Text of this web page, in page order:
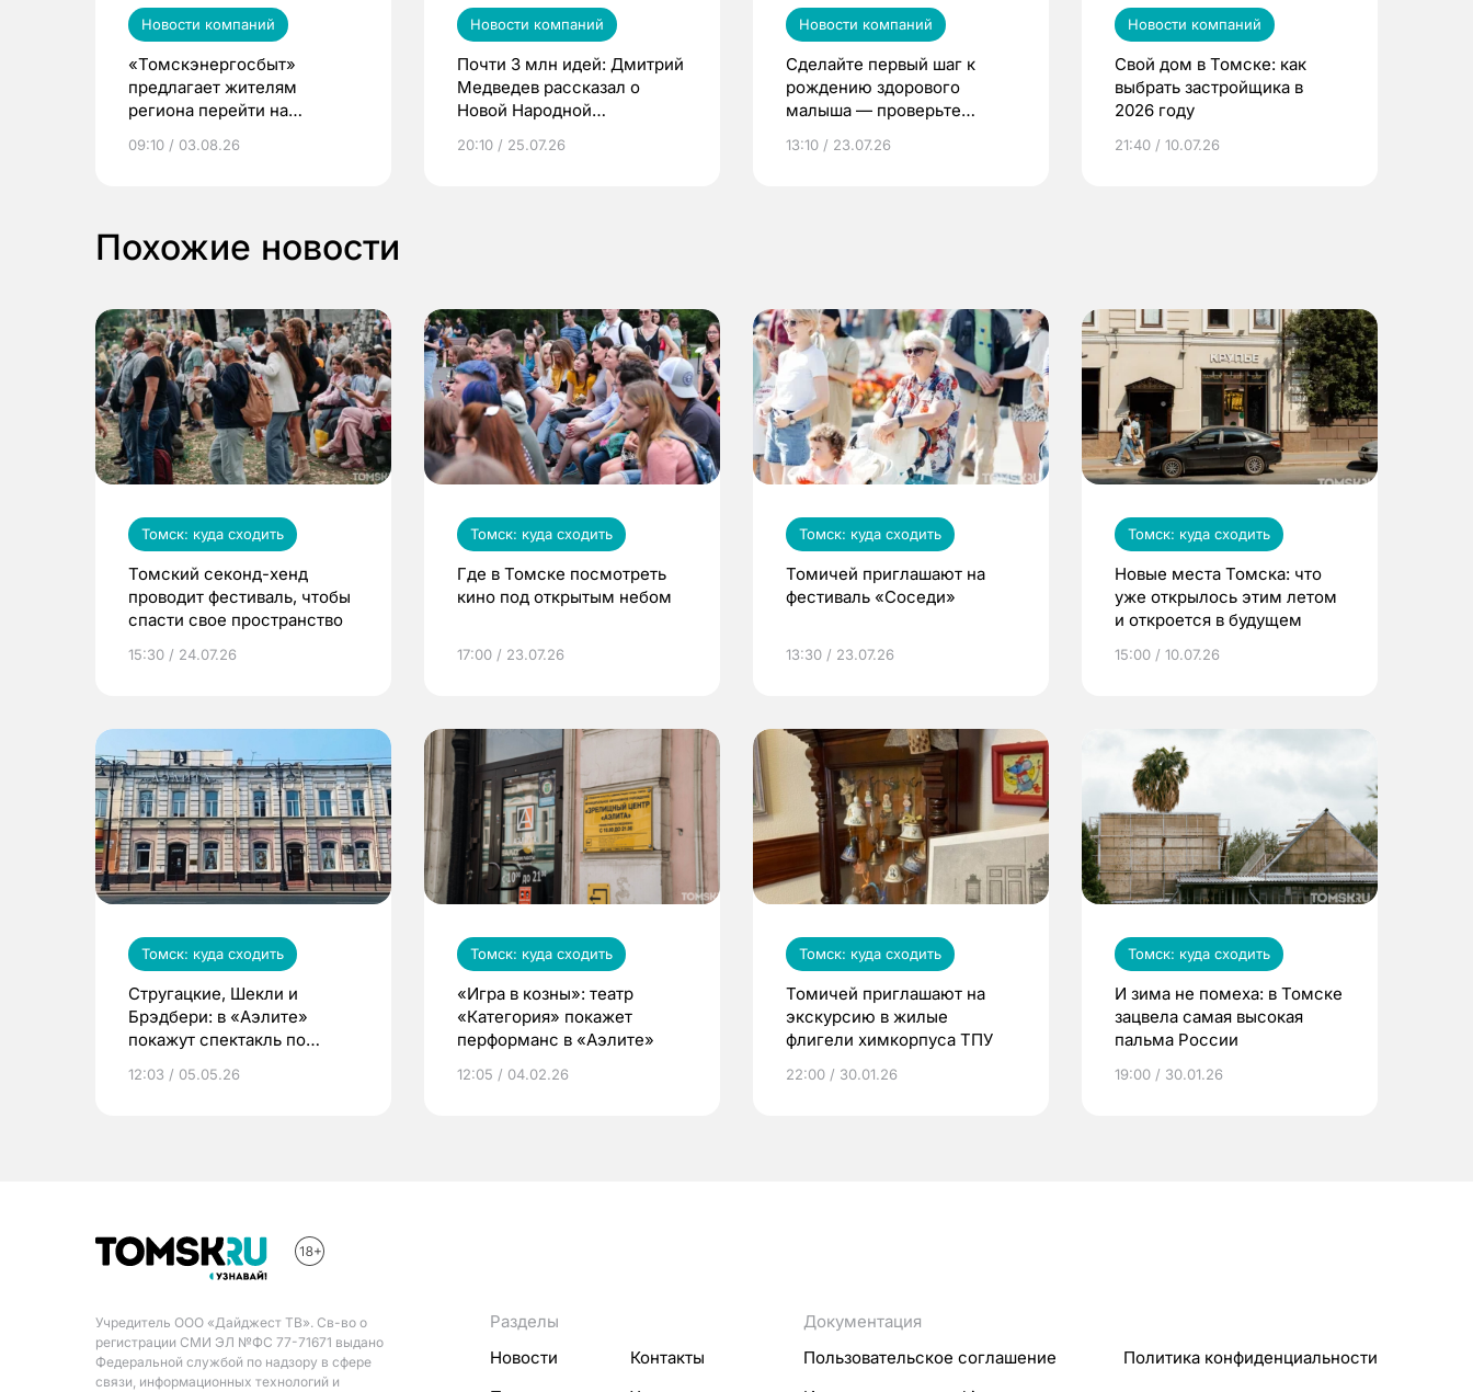
Новости компаний
«Томскэнергосбыт»
предлагает жителям
региона перейти на
выиграть призы
09:10 / 03.08.26
Новости компаний
Почти 3 млн идей: Дмитрий
Медведев рассказал о
Новой Народной
20:10 / 25.07.26
Новости компаний
Сделайте первый шаг к
рождению здорового
малыша — проверьте
по ОМС!
13:10 / 23.07.26
Новости компаний
Свой дом в Томске: как
выбрать застройщика в
2026 году
21:40 / 10.07.26
Похожие новости
Томск: куда сходить
Томский секонд-хенд
проводит фестиваль, чтобы
спасти свое пространство
15:30 / 24.07.26
Томск: куда сходить
Где в Томске посмотреть
кино под открытым небом
17:00 / 23.07.26
Томск: куда сходить
Томичей приглашают на
фестиваль «Соседи»
13:30 / 23.07.26
Томск: куда сходить
Новые места Томска: что
уже открылось этим летом
и откроется в будущем
15:00 / 10.07.26
Томск: куда сходить
Стругацкие, Шекли и
Брэдбери: в «Аэлите»
покажут спектакль по
фантастов
12:03 / 05.05.26
Томск: куда сходить
«Игра в козны»: театр
«Категория» покажет
перформанс в «Аэлите»
12:05 / 04.02.26
Томск: куда сходить
Томичей приглашают на
экскурсию в жилые
флигели химкорпуса ТПУ
22:00 / 30.01.26
Томск: куда сходить
И зима не помеха: в Томске
зацвела самая высокая
пальма России
19:00 / 30.01.26
Учредитель ООО «Дайджест ТВ». Св-во о
регистрации СМИ ЭЛ №ФС 77-71671 выдано
Федеральной службой по надзору в сфере
связи, информационных технологий и
Разделы
Новости
Контакты
Документация
Пользовательское соглашение
Политика конфиденциальности